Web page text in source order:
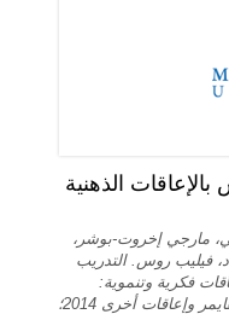
بالإعاقات الذهنية
مارجي إخروت-بوشر،
فيليب روس. التدريب
فكرية وتنموية:
دراسة تجريبية - المجلة الأميركية لمرض الزهايمر وإعاقات أخرى 2014؛